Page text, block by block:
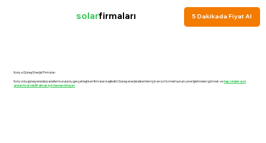
solarfirmaları 5 Dakikada Fiyat Al
Konya Güneş Enerjisi Firmaları
Konya'da güneş enerjisi panelleri kurulumu gerçekleştiren firmaları keşfedin! Güneş enerjisi sistemleri için en iyi hizmeti sunan yerel işletmeleri görmek ve hepsinden aynı
andan fiyat teklifi almak için hemen tıklayın!